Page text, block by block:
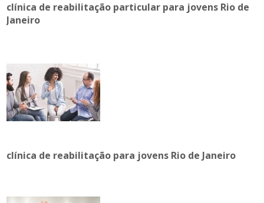
clínica de reabilitação particular para jovens Rio de
Janeiro
clínica de reabilitação para jovens Rio de Janeiro